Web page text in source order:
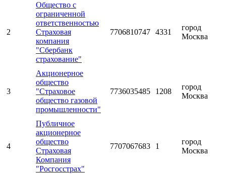
2
Общество с
ограниченной
ответственностью
Страховая
компания
"Сбербанк
страхование"
7706810747 4331
город
Москва
3
Акционерное
общество
"Страховое
общество газовой
промышленности"
7736035485 1208
город
Москва
4
Публичное
акционерное
общество
Страховая
Компания
"Росгосстрах"
7707067683 1
город
Москва